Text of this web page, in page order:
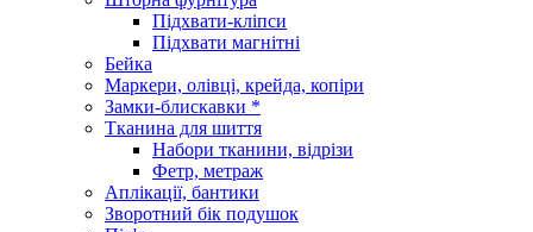
Підхвати-кліпси
Підхвати магнітні
Бейка
Маркери, олівці, крейда, копіри
Замки-блискавки *
Тканина для шиття
Набори тканини, відрізи
Фетр, метраж
Аплікації, бантики
Зворотний бік подушок